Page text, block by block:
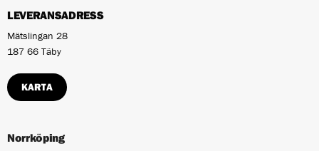
LEVERANSADRESS
Mätslingan 28
187 66 Täby
KARTA
Norrköping